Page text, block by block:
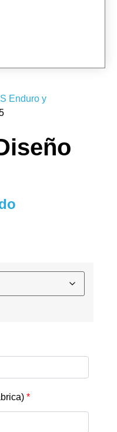
Enduro y
*